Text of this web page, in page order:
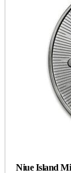
Niue Island